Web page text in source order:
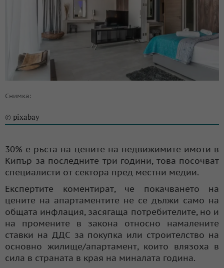
Снимка:
© pixabay
30% е ръста на цените на недвижимите имоти в
Кипър за последните три години, това посочват
специалисти от сектора пред местни медии.
Експертите коментират, че покачването на
цените на апартаментите не се дължи само на
общата инфлация, засягаща потребителите, но и
на промените в закона относно намалените
ставки на ДДС за покупка или строителство на
основно жилище/апартамент, които влязоха в
сила в страната в края на миналата година.